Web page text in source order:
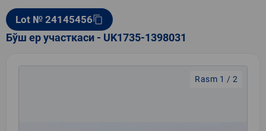
Lot № 24145456content_copy
Бўш ер участкаси - UK1735-1398031
Rasm 1 / 2